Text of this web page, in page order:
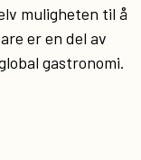
muligheten til å
er en del av
gastronomi.